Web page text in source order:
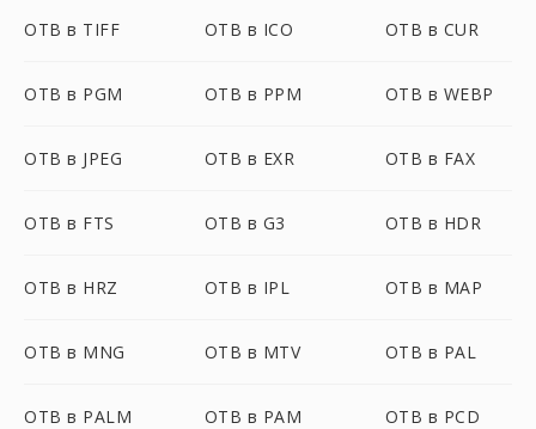
OTB в TIFF OTB в ICO OTB в CUR
OTB в PGM OTB в PPM OTB в WEBP
OTB в JPEG OTB в EXR OTB в FAX
OTB в FTS OTB в G3 OTB в HDR
OTB в HRZ OTB в IPL OTB в MAP
OTB в MNG OTB в MTV OTB в PAL
OTB в PALM OTB в PAM OTB в PCD